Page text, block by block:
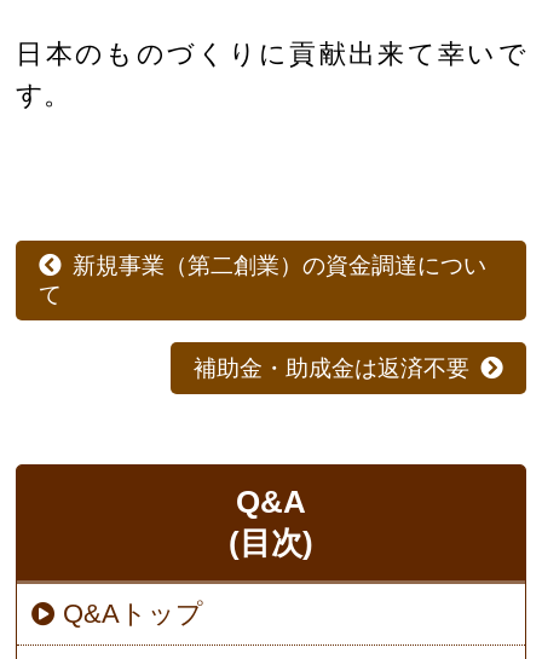
日本のものづくりに貢献出来て幸いで
す。
新規事業（第二創業）の資金調達につい
て
補助金・助成金は返済不要
Q&A
(目次)
Q&Aトップ